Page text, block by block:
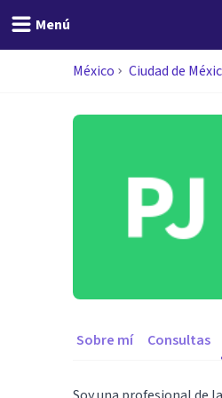
Menú
México Ciudad de
Sobre mí Consultas